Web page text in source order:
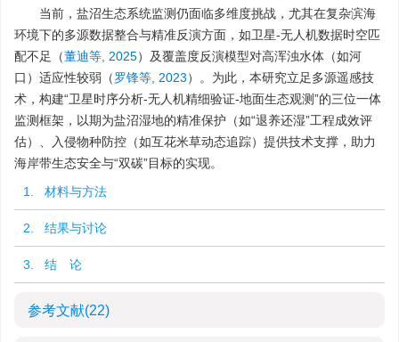
当前，盐沼生态系统监测仍面临多维度挑战，尤其在复杂滨海
环境下的多源数据整合与精准反演方面，如卫星-无人机数据时空匹
配不足（董迪等, 2025）及覆盖度反演模型对高浑浊水体（如河
口）适应性较弱（罗锋等, 2023）。为此，本研究立足多源遥感技
术，构建“卫星时序分析-无人机精细验证-地面生态观测”的三位一体
监测框架，以期为盐沼湿地的精准保护（如“退养还湿”工程成效评
估）、入侵物种防控（如互花米草动态追踪）提供技术支撑，助力
海岸带生态安全与“双碳”目标的实现。
1. 材料与方法
2. 结果与讨论
3. 结 论
参考文献(22)